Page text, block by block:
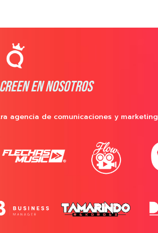
EN NOSOTROS
agencia de comunicaciones y marketing